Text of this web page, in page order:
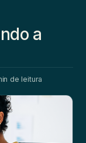
a
de leitura